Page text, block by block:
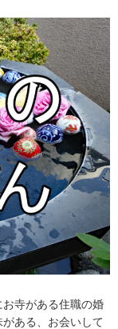
寺がある住職の婚
ある、お会いして